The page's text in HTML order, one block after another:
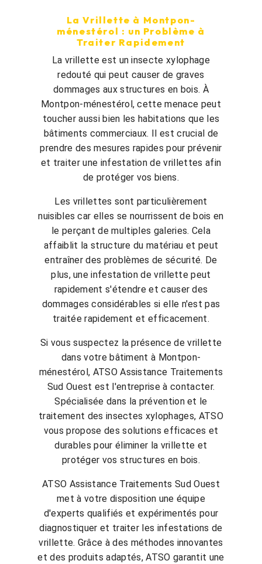
La Vrillette à Montpon-
ménestérol : un Problème à
Traiter Rapidement
La vrillette est un insecte xylophage
redouté qui peut causer de graves
dommages aux structures en bois. À
Montpon-ménestérol, cette menace peut
toucher aussi bien les habitations que les
bâtiments commerciaux. Il est crucial de
prendre des mesures rapides pour prévenir
et traiter une infestation de vrillettes afin
de protéger vos biens.
Les vrillettes sont particulièrement
nuisibles car elles se nourrissent de bois en
le perçant de multiples galeries. Cela
affaiblit la structure du matériau et peut
entraîner des problèmes de sécurité. De
plus, une infestation de vrillette peut
rapidement s'étendre et causer des
dommages considérables si elle n'est pas
traitée rapidement et efficacement.
Si vous suspectez la présence de vrillette
dans votre bâtiment à Montpon-
ménestérol, ATSO Assistance Traitements
Sud Ouest est l'entreprise à contacter.
Spécialisée dans la prévention et le
traitement des insectes xylophages, ATSO
vous propose des solutions efficaces et
durables pour éliminer la vrillette et
protéger vos structures en bois.
ATSO Assistance Traitements Sud Ouest
met à votre disposition une équipe
d'experts qualifiés et expérimentés pour
diagnostiquer et traiter les infestations de
vrillette. Grâce à des méthodes innovantes
et des produits adaptés, ATSO garantit une